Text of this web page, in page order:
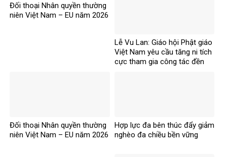
Đối thoại Nhân quyền thường
niên Việt Nam – EU năm 2026
Lễ Vu Lan: Giáo hội Phật giáo
Việt Nam yêu cầu tăng ni tích
cực tham gia công tác đền
Đối thoại Nhân quyền thường
niên Việt Nam – EU năm 2026
Hợp lực đa bên thúc đẩy giảm
nghèo đa chiều bền vững